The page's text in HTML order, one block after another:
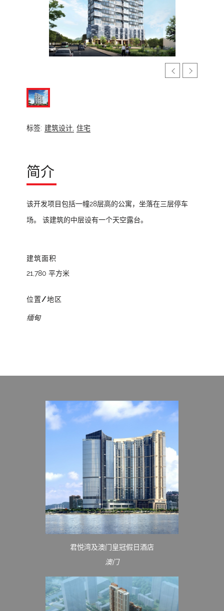
标签: 建筑设计, 住宅
简介
该开发项目包括一幢28层高的公寓，坐落在三层停车
场。 该建筑的中层设有一个天空露台。
建筑面积
21,780 平方米
位置/地区
缅甸
君悦湾及澳门皇冠假日酒店
澳门